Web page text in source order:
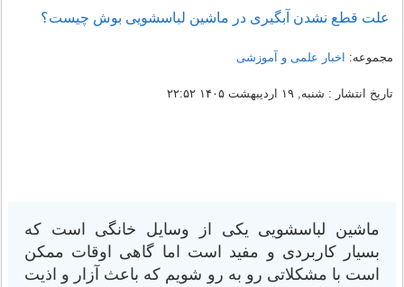
علت قطع نشدن آبگیری در ماشین لباسشویی بوش چیست؟
مجموعه: اخبار علمی و آموزشی
تاریخ انتشار : شنبه, ۱۹ اردیبهشت ۱۴۰۵ ۲۲:۵۲
ماشین لباسشویی یکی از وسایل خانگی است که
بسیار کاربردی و مفید است اما گاهی اوقات ممکن
است با مشکلاتی رو به رو شویم که باعث آزار و اذیت